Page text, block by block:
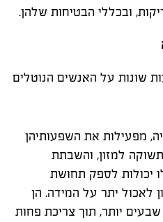
ובכללי הבטיחות שלהן.
שונות על האנשים הנוטלים
מפעילות את השפעותיהן
למזון, והשבתת
יכולות לספק תחושת
לאכול יתר על המידה. הן
יותר, תוך צריכת פחות